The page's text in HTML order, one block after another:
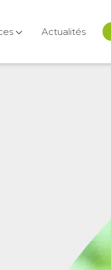
Actualités